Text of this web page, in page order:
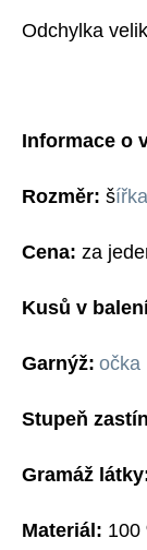
Odchylka
Informace o
Rozměr: š
Cena: za
Kusů v
Garnýž: očka
Stupeň
Gramáž
Materiál: 100